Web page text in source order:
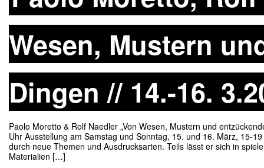
Wesen, Mustern
Dingen // 14.-16.
Paolo Moretto & Rolf Naedler „Von Wesen, Mustern und
Uhr Ausstellung am Samstag und Sonntag, 15. und 16. März, 15-
durch neue Themen und Ausdrucksarten. Teils lässt er sich in
Materialien […]